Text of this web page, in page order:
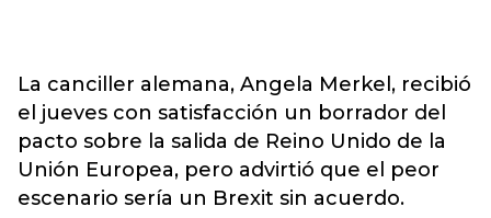
La canciller alemana, Angela Merkel, recibió
el jueves con satisfacción un borrador del
pacto sobre la salida de Reino Unido de la
Unión Europea, pero advirtió que el peor
escenario sería un Brexit sin acuerdo.